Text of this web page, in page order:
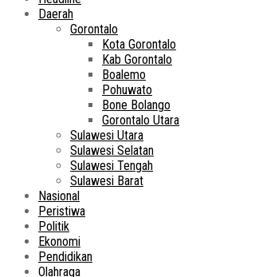
Daerah
Gorontalo
Kota Gorontalo
Kab Gorontalo
Boalemo
Pohuwato
Bone Bolango
Gorontalo Utara
Sulawesi Utara
Sulawesi Selatan
Sulawesi Tengah
Sulawesi Barat
Nasional
Peristiwa
Politik
Ekonomi
Pendidikan
Olahraga